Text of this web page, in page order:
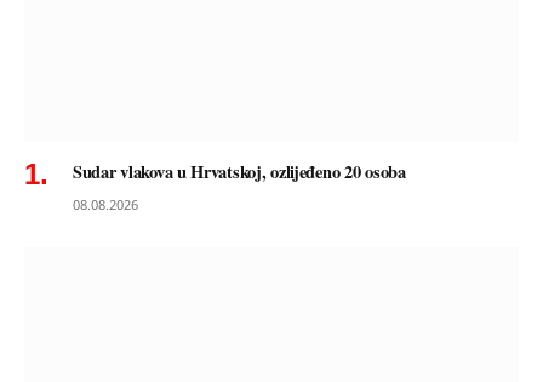
Sudar vlakova u Hrvatskoj, ozlijeđeno 20 osoba
08.08.2026